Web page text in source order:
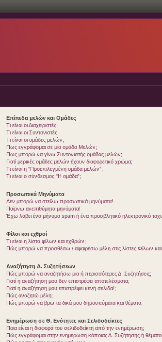
Επίπεδα μελών και Ομάδες
Τι είναι οι Διαχειριστές;
Τι είναι οι Συντονιστές;
Τι είναι οι ομάδες μελών;
Πως εγγράφομαι σε μία ομάδα Μελών;
Πως μπορώ να γίνω Συντονιστής ομάδας μελών;
Γιατί μερικές ομάδες μελών έχουν διαφορετικό χρώμα;
Τι είναι η “Προεπιλεγμένη ομάδα μελών”;
Τι είναι ο σύνδεσμος "Η ομάδα”;
Προσωπικά Μηνύματα
Δεν μπορώ να στείλω προσωπικά μηνύματα!
Παίρνω ανεπιθύμητα μηνύματα!
Έχω λάβει ένα μήνυμα spam ή ένα προσβλητικό ηλεκτρονικό
Φίλοι και εχθροί
Τι είναι η λίστα φίλων και εχθρών;
Πώς μπορώ να προσθέσω / αφαιρέσω μέλη στις λίστες Φίλων
Αναζήτηση Δ. Συζητήσεων
Πώς μπορώ να αναζητήσω μια ή περισσότερες Δ. Συζητήσεις;
Γιατί η αναζήτηση μου δεν επιστρέφει αποτελέσματα;
Γιατί η αναζήτηση μου επιστρέφει κενή σελίδα!;
Πώς αναζητώ μέλη;
Πώς μπορώ να βρω τα δικά μου δημοσιεύματα και θέματα;
Ενημέρωση σε Θ. Ενότητες και Σελιδοδείκτες
Ποια είναι η διαφορά του σελιδοδείκτη από την ενημέρωση;
Πώς εγγράφομαι στην ενημέρωση κάποιας Δ. Συζήτησης ή